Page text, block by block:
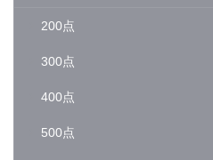
200点
300点
400点
500点